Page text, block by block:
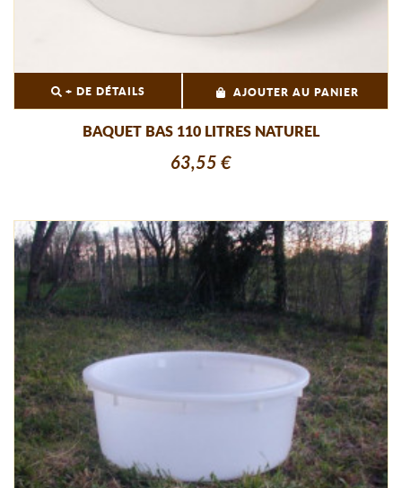
+ DE DÉTAILS AJOUTER AU PANIER
BAQUET BAS 110 LITRES NATUREL
63,55 €